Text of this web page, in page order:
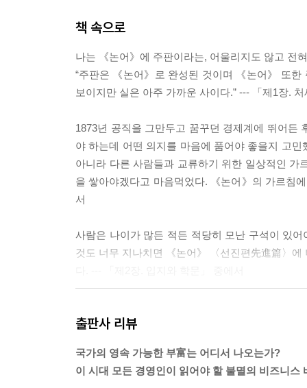
마땅히 지켜야 하는 도리가 있다
합리적 경영
제8장 경영과 무사도
문명인의 도리에 어긋난 욕심
국가 간의 사업은 협력이 중요하다
바닷길이 열리다
모방의 시대와 이별하라
시간 관리가 중요하다
신뢰가 진정한 힘이다
경쟁에도 도리가 있다
제9장 교육과 친교
진정한 배움이란 무엇인가
책 속으로
나는 《논어》에 주판이라는, 어울리지도 않고 전
“주판은 《논어》로 완성된 것이며 《논어》 또
보이지만 실은 아주 가까운 사이다.” --- 「제1장.
1873년 공직을 그만두고 꿈꾸던 경제계에 뛰어든
야 하는데 어떤 의지를 마음에 품어야 좋을지 고
아니라 다른 사람들과 교류하기 위한 일상적인
을 쌓아야겠다고 마음먹었다. 《논어》의 가르침
서
사람은 나이가 많든 적든 적당히 모난 구석이 있
것도 너무 지나치면 《논어》 〈선진편先進篇〉
으면 한다. 여기서 말하는 도리란 인仁과 의義와
지나 서로 뺏고 빼앗기는 불행을 겪게 된다. --- 「
출판사 리뷰
국가의 영속 가능한 부富는 어디서 나오는가?
이 시대 모든 경영인이 읽어야 할 불멸의 비즈니스